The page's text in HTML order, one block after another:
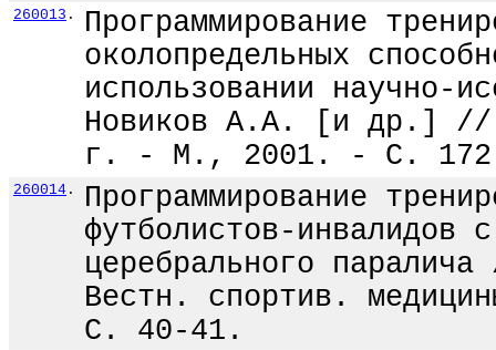
260013 .
Программирование
околопредельных
использовании научно-
Новиков А.А. [и др.] //
г. - М., 2001. - С.
260014 .
Программирование
футболистов-инвалидов
церебрального
Вестн. спортив.
С. 40-41.